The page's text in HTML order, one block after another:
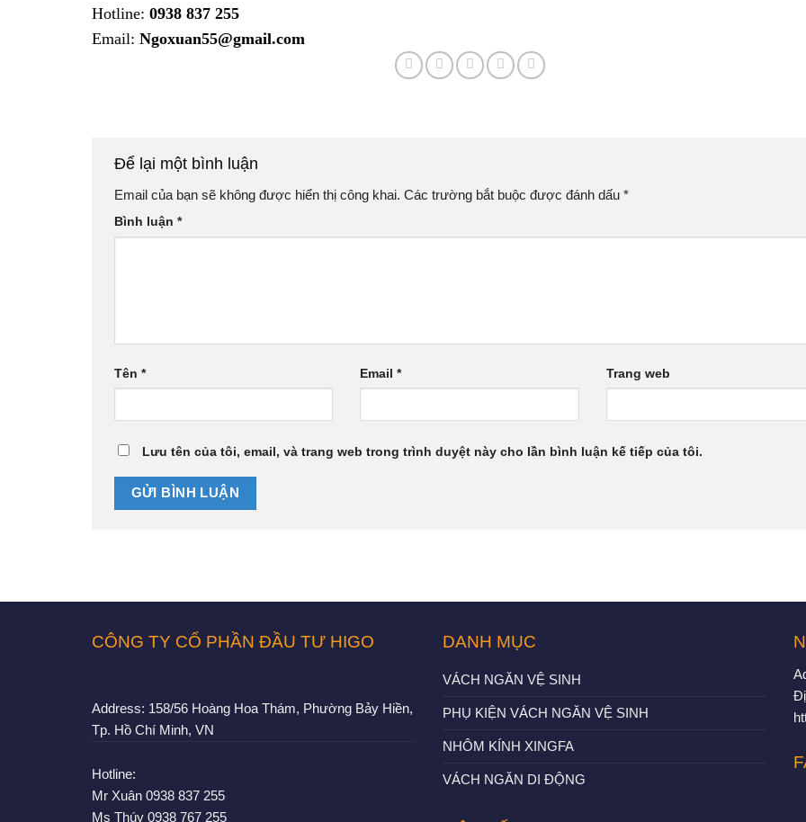
Hotline: 0938 837 255
Email: Ngoxuan55@gmail.com
Để lại một bình luận
Email của bạn sẽ không được hiển thị công khai. Các trường bắt buộc được đánh dấu *
Bình luận *
Tên * Email* Trang web
Lưu tên của tôi, email, và trang web trong trình duyệt này cho lần bình luận kế tiếp của tôi.
CÔNG TY CỔ PHẦN ĐẦU TƯ HIGO
Address: 158/56 Hoàng Hoa Thám, Phường Bảy Hiền,
Tp. Hồ Chí Minh, VN
Hotline:
Mr Xuân 0938 837 255
Ms Thúy 0938 767 255
DANH MỤC
VÁCH NGĂN VỆ SINH
PHỤ KIỆN VÁCH NGĂN VỆ SINH
NHÔM KÍNH XINGFA
VÁCH NGĂN DI ĐỘNG